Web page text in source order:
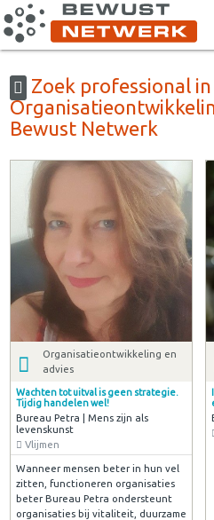
Zoek professional in
Bewust Netwerk
Organisatieontwikkeling en
advies
Wachten tot uitval is geen strategie.
Tijdig handelen wel!
Bureau Petra | Mens zijn als
levenskunst
Vlijmen
Wanneer mensen beter in hun vel
zitten, functioneren organisaties
beter Bureau Petra ondersteunt
organisaties bij vitaliteit, duurzame